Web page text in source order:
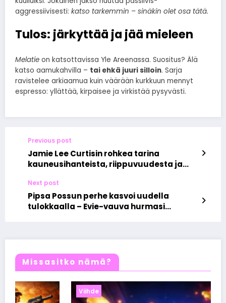
aggressiivisesti: katso tarkemmin – sinäkin olet osa tätä.
Tulos: järkyttää ja jää mieleen
Melatie on katsottavissa Yle Areenassa. Suositus? Älä
katso aamukahvilla – tai ehkä juuri silloin. Sarja
ravistelee arkiaamua kuin väärään kurkkuun mennyt
espresso: yllättää, kirpaisee ja virkistää pysyvästi.
Previous post
Jamie Lee Curtisin rohkea tarina
kauneusihanteista, riippuvuudesta ja
Next post
Pipsa Possun perhe kasvoi uudella
tulokkaalla – Evie-vauva hurmasi
Missasitko nämä?
Viihde